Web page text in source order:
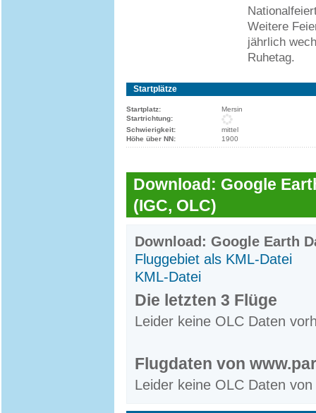
Weitere
jährlich
Ruhetag.
Startplätze
Startplatz:
Mersin
Startrichtung:
Schwierigkeit:
mittel
Höhe über NN:
1900
Download: Google
(IGC, OLC)
Download: Google Earth
Fluggebiet als KML-Datei
KML-Datei
Die letzten 3 Flüge
Leider keine OLC Daten
Flugdaten von
Leider keine OLC Daten